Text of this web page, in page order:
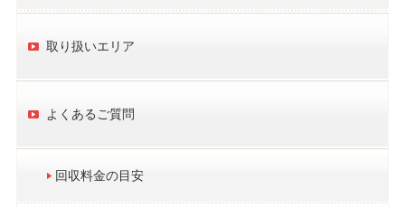
取り扱いエリア
よくあるご質問
回収料金の目安